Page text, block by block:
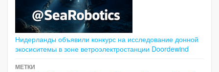
Нидерланды объявили конкурс на исследование донной
экосиситемы в зоне ветроэлектростанции Doordewind
МЕТКИ